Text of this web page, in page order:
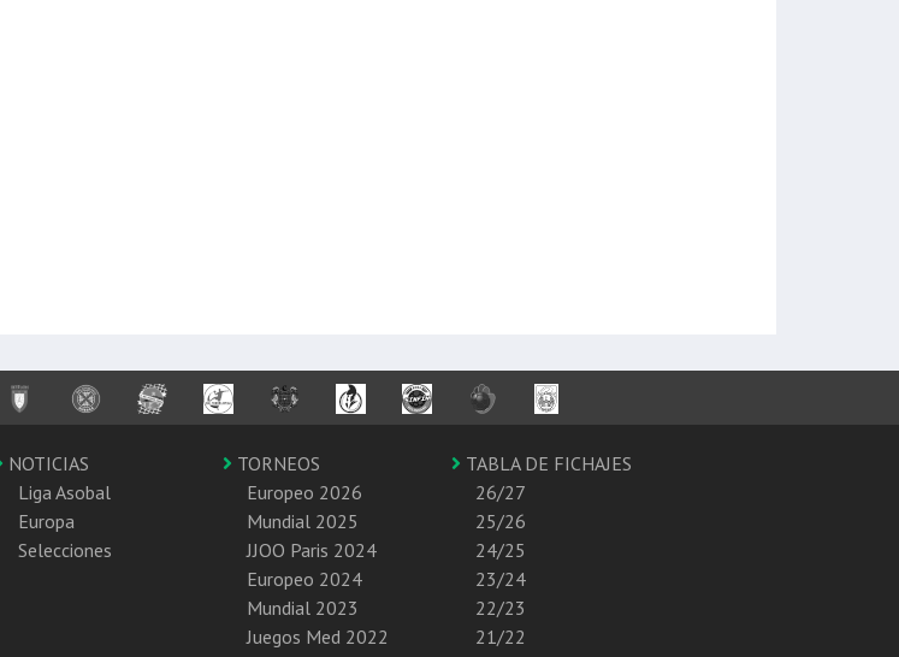
NOTICIAS
Liga Asobal
Europa
Selecciones
TORNEOS
Europeo 2026
Mundial 2025
JJOO Paris 2024
Europeo 2024
Mundial 2023
Juegos Med 2022
TABLA DE FICHAJES
26/27
25/26
24/25
23/24
22/23
21/22